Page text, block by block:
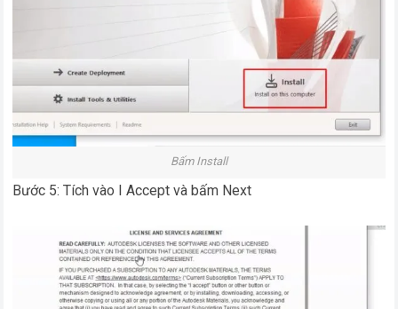
Bấm Install
Bước 5: Tích vào I Accept và bấm Next